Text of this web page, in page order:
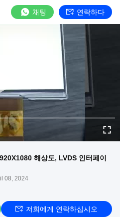
채팅 연락하다
해상도, LVDS 인터페이
08, 2024
저희에게 연락하십시오